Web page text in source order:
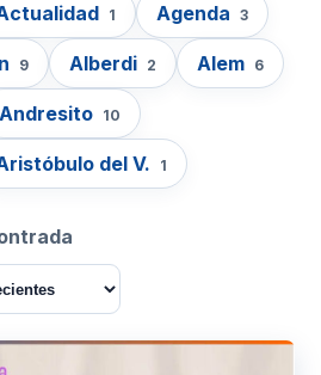
1 Agenda 3
9 Alberdi 2 Alem 6
Andresito 10
del V. 1